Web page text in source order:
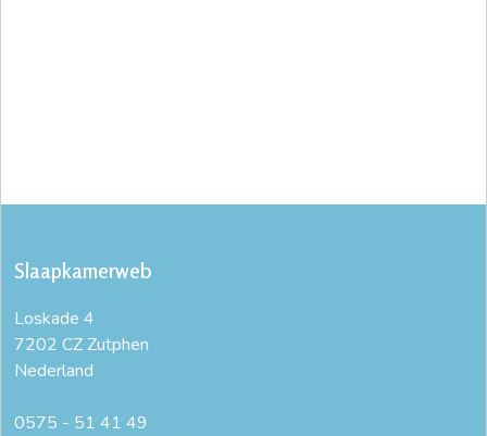
Slaapkamerweb
Loskade 4
7202 CZ Zutphen
Nederland
0575 - 51 41 49